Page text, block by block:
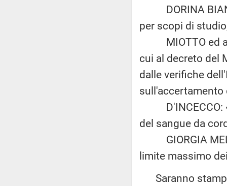
DORINA
per scopi di
MIOTTO ed
cui al decreto del
dalle verifiche
sull'accertamento
D'INCECCO:
del sangue da
GIORGIA
limite massimo
Saranno